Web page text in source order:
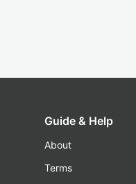
Guide & Help
About
Terms